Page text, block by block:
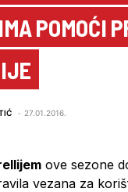
POMOĆI
27.01.2016.
ove sezone
vezana za